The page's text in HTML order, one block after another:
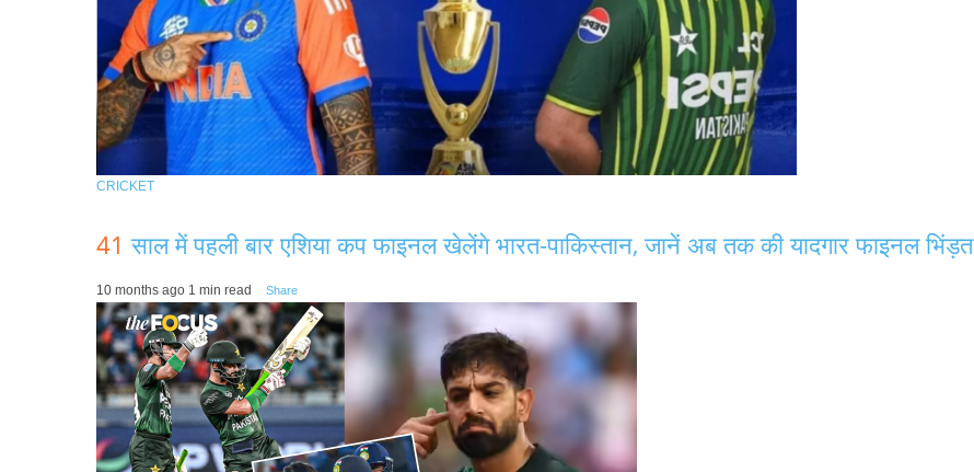
CRICKET
41 साल में पहली बार एशिया कप फाइनल खेलेंगे भारत-पाकिस्तान, जानें अब तक की यादगार फाइनल भिंड़त
10 months ago 1 min read Share